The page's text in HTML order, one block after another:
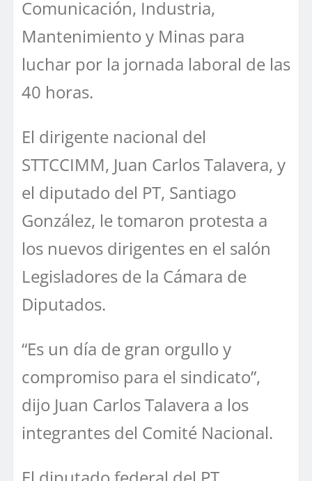
Comunicación, Industria,
Mantenimiento y Minas para
luchar por la jornada laboral de las
40 horas.
El dirigente nacional del
STTCCIMM, Juan Carlos Talavera, y
el diputado del PT, Santiago
González, le tomaron protesta a
los nuevos dirigentes en el salón
Legisladores de la Cámara de
Diputados.
“Es un día de gran orgullo y
compromiso para el sindicato”,
dijo Juan Carlos Talavera a los
integrantes del Comité Nacional.